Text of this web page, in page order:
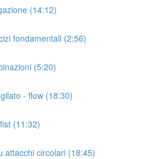
(14:12)
fondamentali (2:56)
(5:20)
- flow (18:30)
(11:32)
attacchi circolari (18:45)